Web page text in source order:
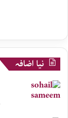
نیا اضافہ